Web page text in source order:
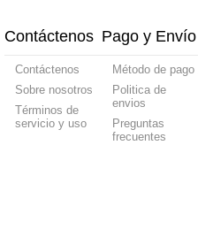
Contáctenos
Contáctenos
Sobre nosotros
Términos de
servicio y uso
Pago y Envío
Método de pago
Politica de
envios
Preguntas
frecuentes